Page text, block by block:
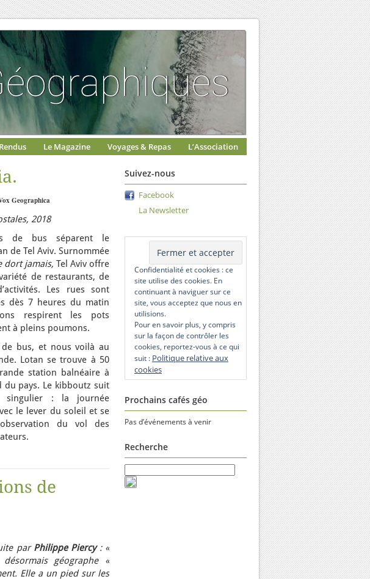
Le Magazine Voyages & Repas L’Association
Geographica
2018
de bus séparent le
de Tel Aviv. Surnommée
dort jamais, Tel Aviv offre
de restaurants, de
Les rues sont
dès 7 heures du matin
respirent les pots
à pleins poumons.
de bus, et nous voilà au
Lotan se trouve à 50
station balnéaire à
du pays. Le kibboutz suit
singulier : la journée
le lever du soleil et se
du vol des
de
par Philippe Piercy: «
géographe «
Elle a un pied sur les
Suivez-nous
Facebook
La Newsletter
Confidentialité et cookies : ce
site utilise des cookies. En
continuant à naviguer sur ce
site, vous acceptez que nous en
utilisions.
Pour en savoir plus, y compris
sur la façon de contrôler les
cookies, reportez-vous à ce qui
suit : Politique relative aux
cookies
Prochains cafés géo
Pas d’événements à venir
Recherche